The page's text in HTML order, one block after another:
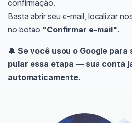
confirmação.
Basta abrir seu e-mail, localizar
no botão "Confirmar e-mail".
🔔 Se você usou o Google para
pular essa etapa — sua conta
automaticamente.